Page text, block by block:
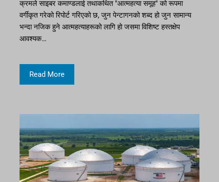
क्रमले साइबर कमाण्डलाई तथाकथित "आत्महत्या समूह" को रूपमा
वर्गीकृत गरेको रिपोर्ट गरिएको छ, जुन पेन्टागनको शब्द हो जुन सामान्य
भन्दा नजिक हुने आत्महत्याहरूको लागि हो जसमा विशिष्ट हस्तक्षेप
आवश्यक…
Read More